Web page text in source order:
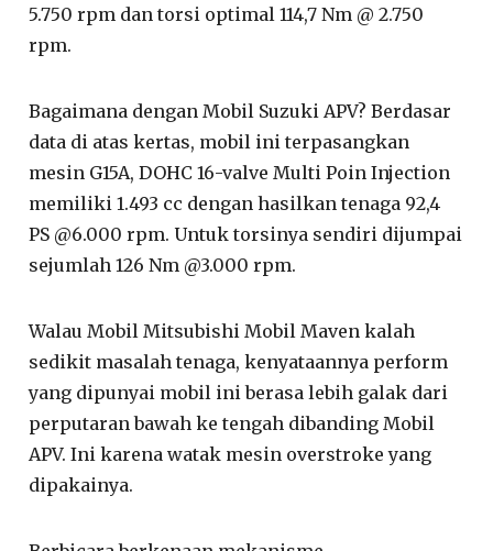
5.750 rpm dan torsi optimal 114,7 Nm @ 2.750
rpm.
Bagaimana dengan Mobil Suzuki APV? Berdasar
data di atas kertas, mobil ini terpasangkan
mesin G15A, DOHC 16-valve Multi Poin Injection
memiliki 1.493 cc dengan hasilkan tenaga 92,4
PS @6.000 rpm. Untuk torsinya sendiri dijumpai
sejumlah 126 Nm @3.000 rpm.
Walau Mobil Mitsubishi Mobil Maven kalah
sedikit masalah tenaga, kenyataannya perform
yang dipunyai mobil ini berasa lebih galak dari
perputaran bawah ke tengah dibanding Mobil
APV. Ini karena watak mesin overstroke yang
dipakainya.